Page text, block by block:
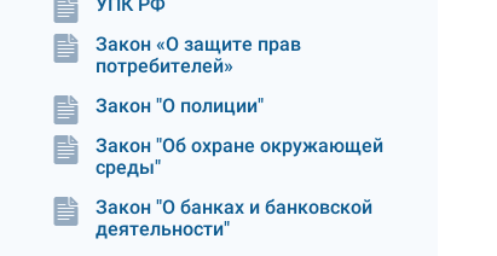
Закон «О защите прав
потребителей»
Закон "О полиции"
Закон "Об охране окружающей
среды"
Закон "О банках и банковской
деятельности"